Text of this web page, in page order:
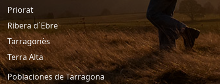
Priorat
Ribera d´Ebre
Tarragonès
Terra Alta
Poblaciones de Tarragona